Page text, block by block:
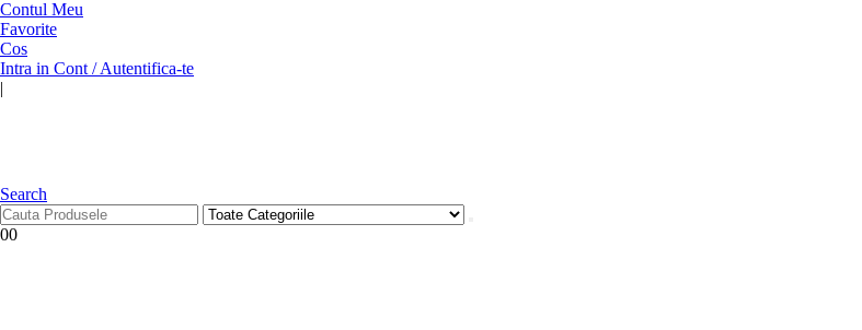
Contul Meu
Favorite
Cos
Intra in Cont / Autentifica-te
|
Search
00